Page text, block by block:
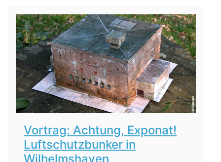
Vortrag: Achtung, Exponat!
Luftschutzbunker in
Wilhelmshaven